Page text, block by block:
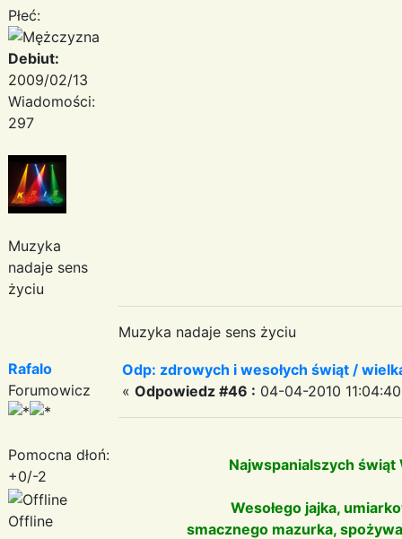
Płeć:
Debiut:
2009/02/13
Wiadomości:
297
Muzyka
nadaje sens
życiu
Muzyka nadaje sens życiu
Rafalo
Forumowicz
Pomocna dłoń:
+0/-2
Offline
Odp: zdrowych i wesołych świąt /
« Odpowiedz #46 : 04-04-2010
Najwspanialszych świąt
Wesołego jajka,
smacznego mazurka,